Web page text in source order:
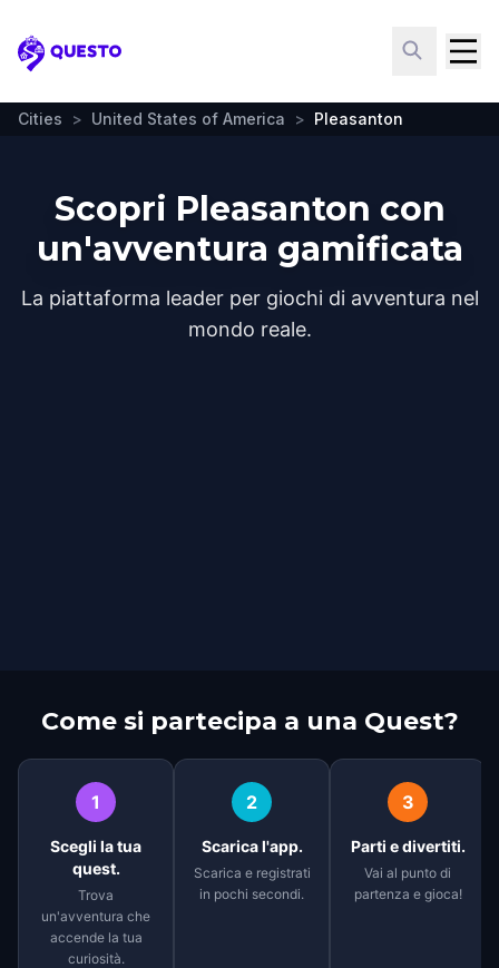
Questo
Cities > United States of America > Pleasanton
Scopri Pleasanton con
un'avventura gamificata
La piattaforma leader per giochi di avventura nel
mondo reale.
Come si partecipa a una Quest?
1
Scegli la tua
quest.
Trova
un'avventura che
accende la tua
curiosità.
2
Scarica l'app.
Scarica e registrati
in pochi secondi.
3
Parti e divertiti.
Vai al punto di
partenza e gioca!